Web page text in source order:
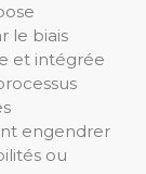
le biais
et intégrée
engendrer
ou